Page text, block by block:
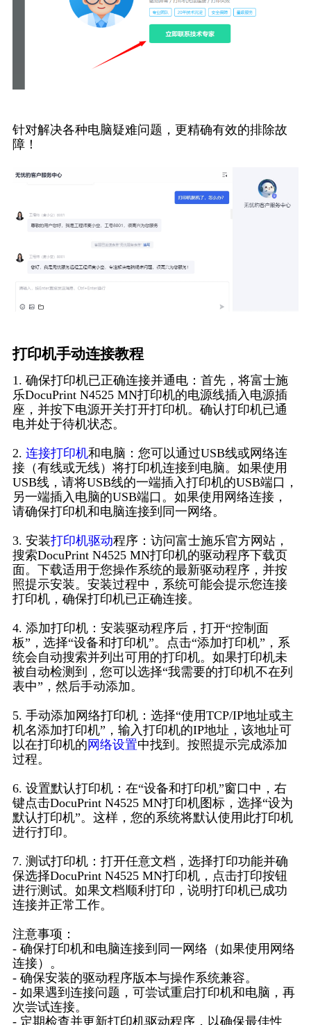
针对解决各种电脑疑难问题，更精确有效的排除故
障！
打印机手动连接教程
1. 确保打印机已正确连接并通电：首先，将富士施
乐DocuPrint N4525 MN打印机的电源线插入电源插
座，并按下电源开关打开打印机。确认打印机已通
电并处于待机状态。
2. 连接打印机和电脑：您可以通过USB线或网络连
接（有线或无线）将打印机连接到电脑。如果使用
USB线，请将USB线的一端插入打印机的USB端口，
另一端插入电脑的USB端口。如果使用网络连接，
请确保打印机和电脑连接到同一网络。
3. 安装打印机驱动程序：访问富士施乐官方网站，
搜索DocuPrint N4525 MN打印机的驱动程序下载页
面。下载适用于您操作系统的最新驱动程序，并按
照提示安装。安装过程中，系统可能会提示您连接
打印机，确保打印机已正确连接。
4. 添加打印机：安装驱动程序后，打开“控制面
板”，选择“设备和打印机”。点击“添加打印机”，系
统会自动搜索并列出可用的打印机。如果打印机未
被自动检测到，您可以选择“我需要的打印机不在列
表中”，然后手动添加。
5. 手动添加网络打印机：选择“使用TCP/IP地址或主
机名添加打印机”，输入打印机的IP地址，该地址可
以在打印机的 网络设置中找到。按照提示完成添加
过程。
6. 设置默认打印机：在“设备和打印机”窗口中，右
键点击DocuPrint N4525 MN打印机图标，选择“设为
默认打印机”。这样，您的系统将默认使用此打印机
进行打印。
7. 测试打印机：打开任意文档，选择打印功能并确
保选择DocuPrint N4525 MN打印机，点击打印按钮
进行测试。如果文档顺利打印，说明打印机已成功
连接并正常工作。
注意事项：
- 确保打印机和电脑连接到同一网络（如果使用网络
连接）。
- 确保安装的驱动程序版本与操作系统兼容。
- 如果遇到连接问题，可尝试重启打印机和电脑，再
次尝试连接。
- 定期检查并更新打印机驱动程序，以确保最佳性